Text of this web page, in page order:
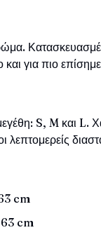
για πιο
S, M και
cm
63 cm